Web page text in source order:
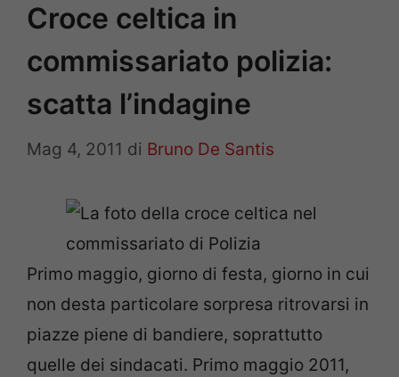
Croce celtica in
commissariato polizia:
scatta l’indagine
Mag 4, 2011 di Bruno De Santis
Primo maggio, giorno di festa, giorno in cui
non desta particolare sorpresa ritrovarsi in
piazze piene di bandiere, soprattutto
quelle dei sindacati. Primo maggio 2011,